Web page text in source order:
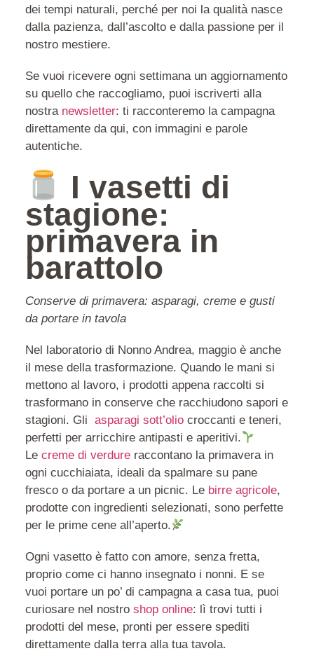
dei tempi naturali, perché per noi la qualità nasce
dalla pazienza, dall’ascolto e dalla passione per il
nostro mestiere.
Se vuoi ricevere ogni settimana un aggiornamento
su quello che raccogliamo, puoi iscriverti alla
nostra newsletter: ti racconteremo la campagna
direttamente da qui, con immagini e parole
autentiche.
I vasetti di
stagione:
primavera in
barattolo
Conserve di primavera: asparagi, creme e gusti
da portare in tavola
Nel laboratorio di Nonno Andrea, maggio è anche
il mese della trasformazione. Quando le mani si
mettono al lavoro, i prodotti appena raccolti si
trasformano in conserve che racchiudono sapori e
stagioni. Gli asparagi sott’olio croccanti e teneri,
perfetti per arricchire antipasti e aperitivi.
Le creme di verdure raccontano la primavera in
ogni cucchiaiata, ideali da spalmare su pane
fresco o da portare a un picnic. Le birre agricole,
prodotte con ingredienti selezionati, sono perfette
per le prime cene all’aperto.
Ogni vasetto è fatto con amore, senza fretta,
proprio come ci hanno insegnato i nonni. E se
vuoi portare un po’ di campagna a casa tua, puoi
curiosare nel nostro shop online: lì trovi tutti i
prodotti del mese, pronti per essere spediti
direttamente dalla terra alla tua tavola.